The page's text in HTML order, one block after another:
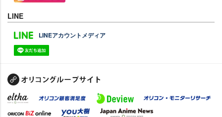
LINE
LINEアカウントメディア